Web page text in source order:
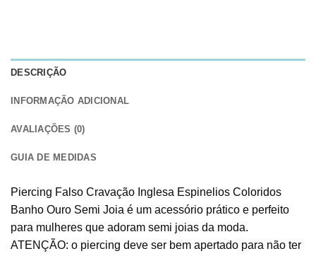
DESCRIÇÃO
INFORMAÇÃO ADICIONAL
AVALIAÇÕES (0)
GUIA DE MEDIDAS
Piercing Falso Cravação Inglesa Espinelios Coloridos
Banho Ouro Semi Joia é um acessório prático e perfeito
para mulheres que adoram semi joias da moda.
ATENÇÃO: o piercing deve ser bem apertado para não ter